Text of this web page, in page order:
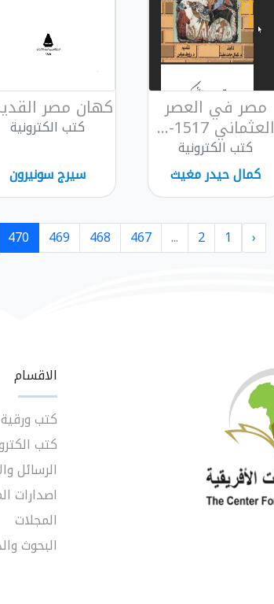
مصر في العصر
العثماني 1517-...
كتب الكترونية
كمال حيدر مغيث
کهان مصر
كتب الكترونية
سيرج سونيرون
‹
1
2
...
467
468
469
470
الاقسام
كتب ورقية
كتب
الرسائل
اصدارات
المجلات
البحوث